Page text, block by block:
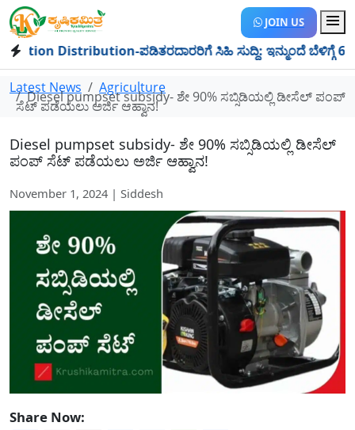
JOIN US
Distribution-ಪಡಿತರದಾರರಿಗೆ ಸಿಹಿ ಸುದ್ದಿ: ಇನ್ಮುಂದೆ ಬೆಳಿಗ್ಗೆ 6
Latest News Agriculture
Diesel pumpset subsidy- ಶೇ 90% ಸಬ್ಸಿಡಿಯಲ್ಲಿ ಡೀಸೆಲ್ ಪಂಪ್
ಸೆಟ್ ಪಡೆಯಲು ಅರ್ಜಿ ಆಹ್ವಾನ!
Diesel pumpset subsidy- ಶೇ 90% ಸಬ್ಸಿಡಿಯಲ್ಲಿ ಡೀಸೆಲ್
ಪಂಪ್ ಸೆಟ್ ಪಡೆಯಲು ಅರ್ಜಿ ಆಹ್ವಾನ!
November 1, 2024 | Siddesh
Share Now: